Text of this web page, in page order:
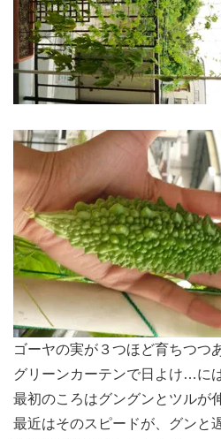
ゴーヤの実が３つほど育ちつつ
グリーンカーテンで日よけ…に
最初のころはグングンとツルが
最近はそのスピードが、グンと